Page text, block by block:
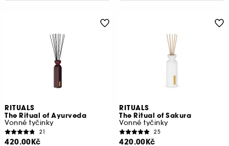
RITUALS
The Ritual of Ayurveda
Vonné tyčinky
21
420.00Kč
RITUALS
The Ritual of Sakura
Vonné tyčinky
25
420.00Kč